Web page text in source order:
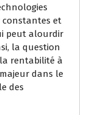
constantes et
peut alourdir
la question
rentabilité à
dans le
des